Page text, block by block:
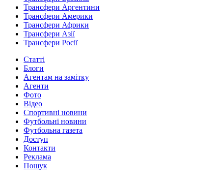
Трансфери Аргентини
Трансфери Америки
Трансфери Африки
Трансфери Азії
Трансфери Росії
Статті
Блоги
Агентам на замітку
Агенти
Фото
Відео
Спортивні новини
Футбольні новини
Футбольна газета
Доступ
Контакти
Реклама
Пошук